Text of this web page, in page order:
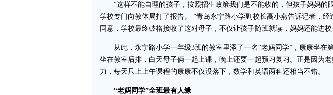
“这样不能自理的孩子，按照招生政策我们是不能收的，但孩子妈妈的
学校专门向教体局打了报告。 ”青岛永宁路小学副校长高小燕告诉记者，经
同意，学校最终破格接收了这对母子，不仅让孩子随班就读，妈妈还能进校
从此，永宁路小学一年级3班的教室里添了一名“老妈同学”，康康坐在
坐在教室后排，白天母子俩一起上课，晚上还要一起预习复习。正是因为
力，每天只上上午课程的康康不仅没落下，数学和英语两科还相当不错。
“老妈同学”全班最有人缘